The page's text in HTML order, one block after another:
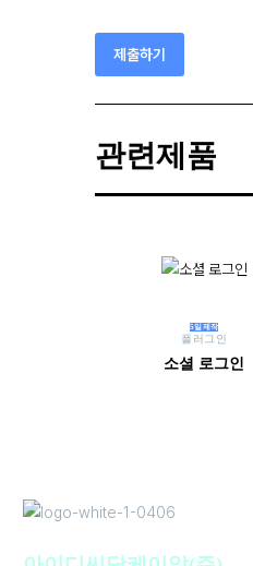
제출하기
관련제품
5일제작
플러그인
소셜 로그인